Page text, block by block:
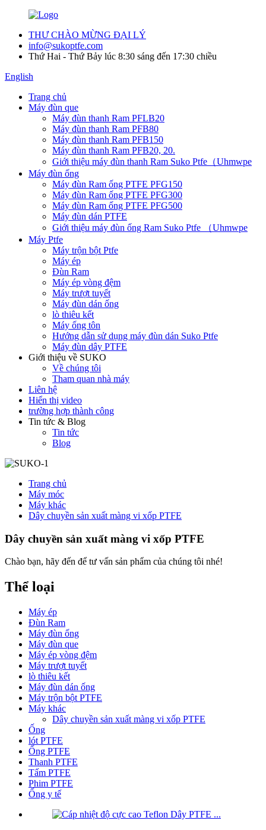
THƯ CHÀO MỪNG ĐẠI LÝ
info@sukoptfe.com
Thứ Hai - Thứ Bảy lúc 8:30 sáng đến 17:30 chiều
English
Trang chủ
Máy đùn que
Máy đùn thanh Ram PFLB20
Máy đùn thanh Ram PFB80
Máy đùn thanh Ram PFB150
Máy đùn thanh Ram PFB20, 20.
Giới thiệu máy đùn thanh Ram Suko Ptfe（Uhmwpe
Máy đùn ống
Máy đùn Ram ống PTFE PFG150
Máy đùn Ram ống PTFE PFG300
Máy đùn Ram ống PTFE PFG500
Máy đùn dán PTFE
Giới thiệu máy đùn ống Ram Suko Ptfe （Uhmwpe
Máy Ptfe
Máy trộn bột Ptfe
Máy ép
Đùn Ram
Máy ép vòng đệm
Máy trượt tuyết
Máy đùn dán ống
lò thiêu kết
Máy ống tôn
Hướng dẫn sử dụng máy đùn dán Suko Ptfe
Máy đùn dây PTFE
Giới thiệu về SUKO
Về chúng tôi
Tham quan nhà máy
Liên hệ
Hiển thị video
trường hợp thành công
Tin tức & Blog
Tin tức
Blog
Trang chủ
Máy móc
Máy khác
Dây chuyền sản xuất màng vi xốp PTFE
Dây chuyền sản xuất màng vi xốp PTFE
Chào bạn, hãy đến để tư vấn sản phẩm của chúng tôi nhé!
Thể loại
Máy ép
Đùn Ram
Máy đùn ống
Máy đùn que
Máy ép vòng đệm
Máy trượt tuyết
lò thiêu kết
Máy đùn dán ống
Máy trộn bột PTFE
Máy khác
Dây chuyền sản xuất màng vi xốp PTFE
Ống
lót PTFE
Ống PTFE
Thanh PTFE
Tấm PTFE
Phim PTFE
Ống y tế